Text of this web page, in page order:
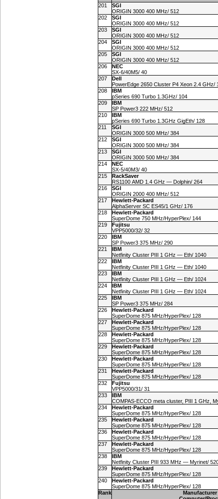
201
SGI
ORIGIN 3000 400 MHz/ 512
202
SGI
ORIGIN 3000 400 MHz/ 512
203
SGI
ORIGIN 3000 400 MHz/ 512
204
SGI
ORIGIN 3000 400 MHz/ 512
205
SGI
ORIGIN 3000 400 MHz/ 512
206
NEC
SX-6/40M5/ 40
207
Dell
PowerEdge 2650 Cluster P4 Xeon 2.4 GHz/
208
IBM
pSeries 690 Turbo 1.3GHz/ 104
209
IBM
SP Power3 222 MHz/ 512
210
IBM
pSeries 690 Turbo 1.3GHz GigEth/ 128
211
SGI
ORIGIN 3000 500 MHz/ 384
212
SGI
ORIGIN 3000 500 MHz/ 384
213
SGI
ORIGIN 3000 500 MHz/ 384
214
NEC
SX-5/40M3/ 40
215
RackSaver
RS1100 AMD 1.4 GHz — Dolphin/ 264
216
SGI
ORIGIN 2000 400 MHz/ 512
217
Hewlett-Packard
AlphaServer SC ES45/1 GHz/ 176
218
Hewlett-Packard
SuperDome 750 MHz/HyperPlex/ 144
219
Fujitsu
VPP5000/32/ 32
220
IBM
SP Power3 375 MHz/ 290
221
IBM
Netfinity Cluster PIII 1 GHz — Eth/ 1040
222
IBM
Netfinity Cluster PIII 1 GHz — Eth/ 1040
223
IBM
Netfinity Cluster PIII 1 GHz — Eth/ 1024
224
IBM
Netfinity Cluster PIII 1 GHz — Eth/ 1024
225
IBM
SP Power3 375 MHz/ 284
226
Hewlett-Packard
SuperDome 875 MHz/HyperPlex/ 128
227
Hewlett-Packard
SuperDome 875 MHz/HyperPlex/ 128
228
Hewlett-Packard
SuperDome 875 MHz/HyperPlex/ 128
229
Hewlett-Packard
SuperDome 875 MHz/HyperPlex/ 128
230
Hewlett-Packard
SuperDome 875 MHz/HyperPlex/ 128
231
Hewlett-Packard
SuperDome 875 MHz/HyperPlex/ 128
232
Fujitsu
VPP5000/31/ 31
233
IBM
COMPAS-ECCO meta cluster, PIII 1 GHz,
234
Hewlett-Packard
SuperDome 875 MHz/HyperPlex/ 128
235
Hewlett-Packard
SuperDome 875 MHz/HyperPlex/ 128
236
Hewlett-Packard
SuperDome 875 MHz/HyperPlex/ 128
237
Hewlett-Packard
SuperDome 875 MHz/HyperPlex/ 128
238
IBM
Netfinity Cluster PIII 933 MHz — Myrinet/
239
Hewlett-Packard
SuperDome 875 MHz/HyperPlex/ 128
240
Hewlett-Packard
SuperDome 875 MHz/HyperPlex/ 128
Rank
Manufacturer